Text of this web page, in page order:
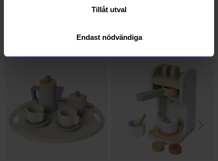
Tillåt utval
Endast nödvändiga
299 kr